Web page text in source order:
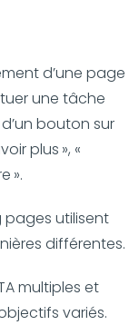
d’une page
une tâche
bouton sur
plus », «
».
pages utilisent
différentes.
multiples et
variés.